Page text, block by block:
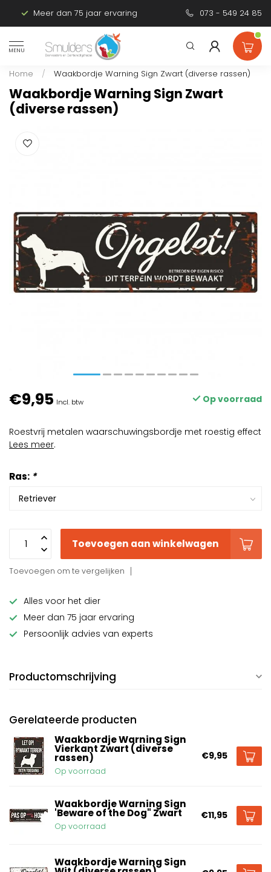
Meer dan 75 jaar ervaring Persoonlijk
073 - 549 24 85
MENU
Home / Waakbordje Warning Sign Zwart (diverse rassen)
Waakbordje Warning Sign Zwart
(diverse rassen)
€9,95 Incl. btw Op voorraad
Roestvrij metalen waarschuwingsbordje met roestig effect
Lees meer.
Ras: *
Toevoegen aan winkelwagen
Toevoegen om te vergelijken
Alles voor het dier
Meer dan 75 jaar ervaring
Persoonlijk advies van experts
Productomschrijving
Gerelateerde producten
Waakbordje Warning Sign
Vierkant Zwart (diverse
rassen)
Op voorraad
€9,95
Waakbordje Warning Sign
'Beware of the Dog" Zwart
Op voorraad
€11,95
Waakbordje Warning Sign